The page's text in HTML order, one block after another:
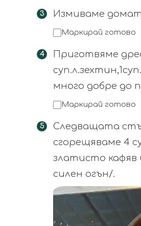
Измиваме
Маркирай готово
Приготвяме
много добре до
Маркирай готово
Следващата
сгорещяваме 4
златисто
силен огън/.